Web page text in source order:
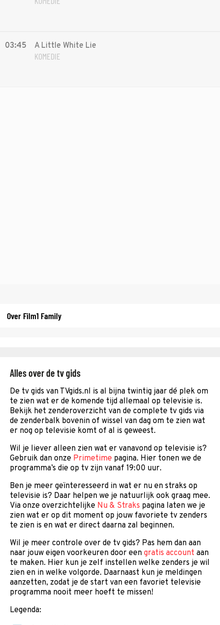
03:45 A Little White Lie
KOMEDIE
Over Film1 Family
Alles over de tv gids
De tv gids van TVgids.nl is al bijna twintig jaar dé plek om
te zien wat er de komende tijd allemaal op televisie is.
Bekijk het zenderoverzicht van de complete tv gids via
de zenderbalk bovenin of wissel van dag om te zien wat
er nog op televisie komt of al is geweest.
Wil je liever alleen zien wat er vanavond op televisie is?
Gebruik dan onze Primetime pagina. Hier tonen we de
programma’s die op tv zijn vanaf 19:00 uur.
Ben je meer geïnteresseerd in wat er nu en straks op
televisie is? Daar helpen we je natuurlijk ook graag mee.
Via onze overzichtelijke Nu & Straks pagina laten we je
zien wat er op dit moment op jouw favoriete tv zenders
te zien is en wat er direct daarna zal beginnen.
Wil je meer controle over de tv gids? Pas hem dan aan
naar jouw eigen voorkeuren door een gratis account aan
te maken. Hier kun je zelf instellen welke zenders je wil
zien en in welke volgorde. Daarnaast kun je meldingen
aanzetten, zodat je de start van een favoriet televisie
programma nooit meer hoeft te missen!
Legenda: